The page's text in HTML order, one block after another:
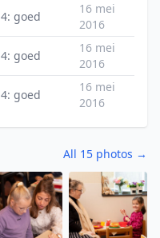
4: goed
16 mei
2016
4: goed
16 mei
2016
4: goed
16 mei
2016
All 15 photos →